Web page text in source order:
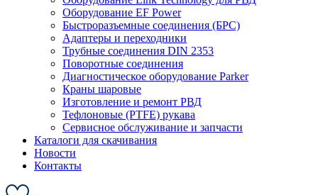
Оборудование EF Power
Быстроразъемные соединения (БРС)
Адаптеры и переходники
Трубные соединения DIN 2353
Поворотные соединения
Диагностическое оборудование Parker
Краны шаровые
Изготовление и ремонт РВД
Тефлоновые (PTFE) рукава
Сервисное обслуживание и запчасти
Каталоги для скачивания
Новости
Контакты